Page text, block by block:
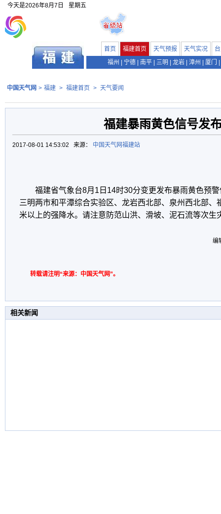
今天是2026年8月7日 星期五
首页 福建首页 天气预报 天气实况
福州
宁德 南平 三明 龙岩 漳州 厦门
中国天气网 > 福建 > 福建首页 > 天气要闻
福建暴雨黄色信号发
2017-08-01 14:53:02 来源： 中国天气网福建站
福建省气象台8月1日14时30分变更发布暴雨黄色预
三明两市和平潭综合实验区、龙岩西北部、泉州西北部、
米以上的强降水。请注意防范山洪、滑坡、泥石流等次生
编
转载请注明“来源：中国天气网”。
相关新闻